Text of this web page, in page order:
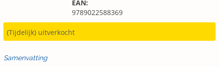
EAN:
9789022588369
(Tijdelijk) uitverkocht
Samenvatting